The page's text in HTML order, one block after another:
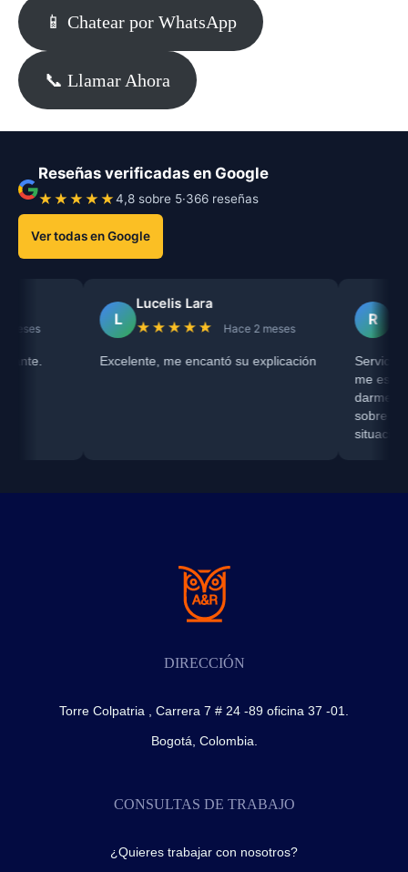
📱 Chatear por WhatsApp
📞 Llamar Ahora
Reseñas verificadas en Google
★★★★★4,8 sobre 5·366 reseñas
Ver todas en Google
Lucelis Lara
★★★★★ Hace 2 meses
Excelente, me encantó su explicación
Raiza Niño
★★★★★
Servicio
me escuchó
darme una
sobre mi proceso
situación con mi RC
DIRECCIÓN
Torre Colpatria , Carrera 7 # 24 -89 oficina 37 -01.
Bogotá, Colombia.
CONSULTAS DE TRABAJO
¿Quieres trabajar con nosotros?